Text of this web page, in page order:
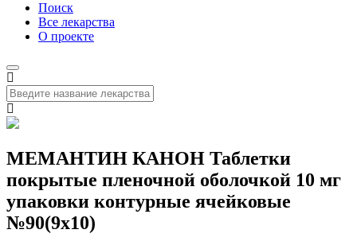
Поиск
Все лекарства
О проекте
МЕМАНТИН КАНОН Таблетки
покрытые пленочной оболочкой 10 мг
упаковки контурные ячейковые
№90(9x10)